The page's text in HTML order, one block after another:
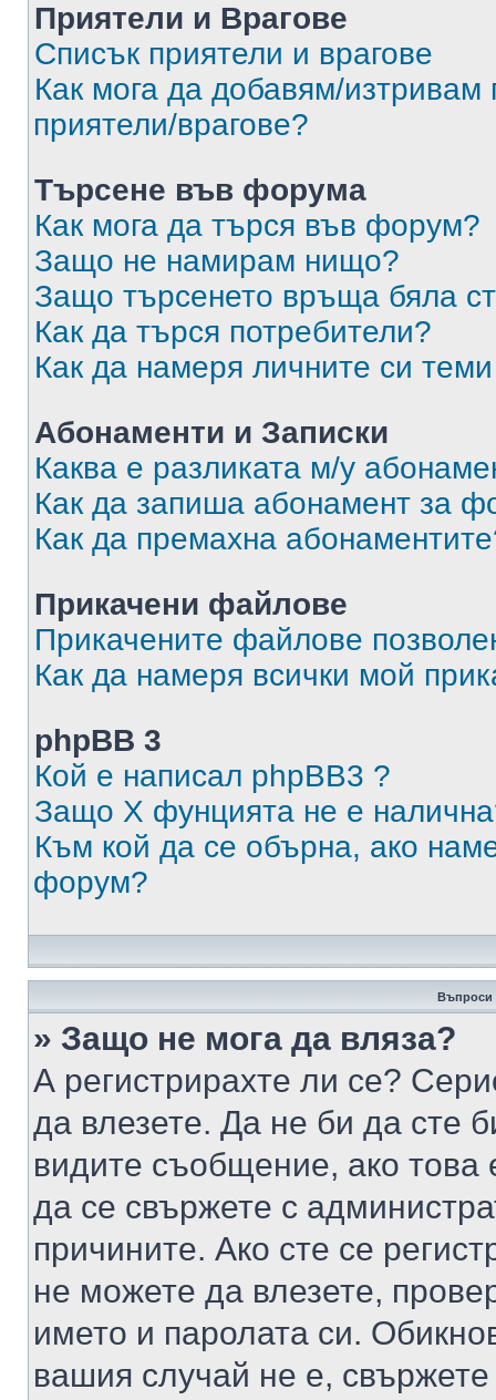
Приятели и Врагове
Списък приятели и врагове
Как мога да добавям/изтривам
приятели/врагове?
Търсене във форума
Как мога да търся във форум?
Защо не намирам нищо?
Защо търсенето връща бяла
Как да търся потребители?
Как да намеря личните си
Абонаменти и Записки
Каква е разликата м/у
Как да запиша абонамент за
Как да премахна
Прикачени файлове
Прикачените файлове
Как да намеря всички мой
phpBB 3
Кой е написал phpBB3 ?
Защо X фунцията не е
Към кой да се обърна, ако
форум?
Въпроси
» Защо не мога да вляза?
А регистрирахте ли се?
да влезете. Да не би да сте
видите съобщение, ако това
да се свържете с
причините. Ако сте се
не можете да влезете,
името и паролата си.
вашия случай не е,